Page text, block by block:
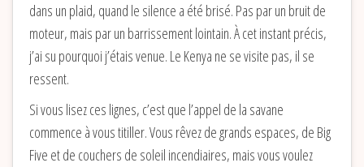
dans un plaid, quand le silence a été brisé. Pas par un bruit de
moteur, mais par un barrissement lointain. À cet instant précis,
j’ai su pourquoi j’étais venue. Le Kenya ne se visite pas, il se
ressent.
Si vous lisez ces lignes, c’est que l’appel de la savane
commence à vous titiller. Vous rêvez de grands espaces, de Big
Five et de couchers de soleil incendiaires, mais vous voulez